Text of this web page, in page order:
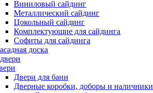
Виниловый сайдинг
Металлический сайдинг
Цокольный сайдинг
Комплектующие для сайдинга
Софиты для сайдинга
доска
Двери для бани
Дверные коробки, доборы и наличники